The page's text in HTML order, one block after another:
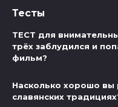
Тесты
ТЕСТ для
трёх заблудился и
фильм?
Насколько хорошо вы
славянских